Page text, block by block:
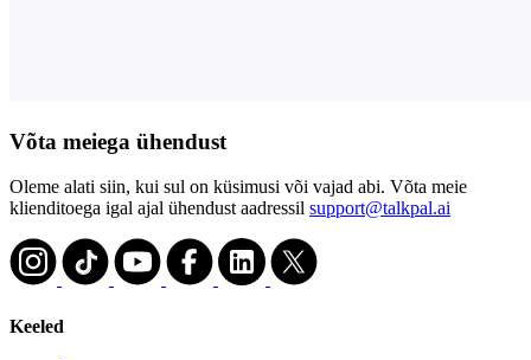
Võta meiega ühendust
Oleme alati siin, kui sul on küsimusi või vajad abi. Võta meie
klienditoega igal ajal ühendust aadressil support@talkpal.ai
Keeled